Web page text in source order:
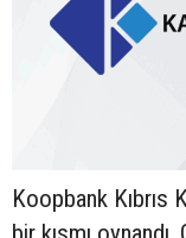
Koopbank Kıbrıs